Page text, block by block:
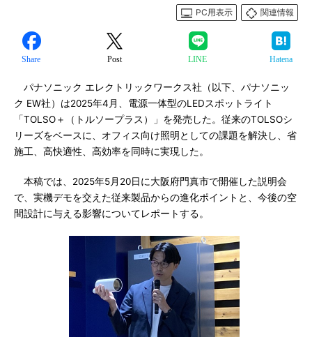
PC用表示
関連情報
Share Post LINE Hatena
パナソニック エレクトリックワークス社（以下、パナソニッ
ク EW社）は2025年4月、電源一体型のLEDスポットライト
「TOLSO＋（トルソープラス）」を発売した。従来のTOLSOシ
リーズをベースに、オフィス向け照明としての課題を解決し、省
施工、高快適性、高効率を同時に実現した。
本稿では、2025年5月20日に大阪府門真市で開催した説明会
で、実機デモを交えた従来製品からの進化ポイントと、今後の空
間設計に与える影響についてレポートする。